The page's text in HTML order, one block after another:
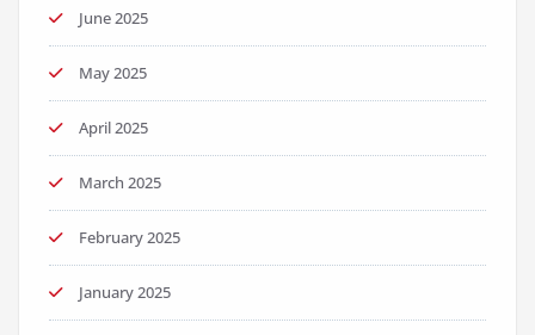
June 2025
May 2025
April 2025
March 2025
February 2025
January 2025